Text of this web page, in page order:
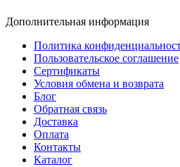
Дополнительная информация
Политика
Пользовательское соглашение
Сертификаты
Условия обмена и возврата
Блог
Обратная связь
Доставка
Оплата
Контакты
Каталог